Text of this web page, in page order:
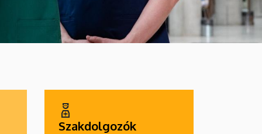
Szakdolgozók